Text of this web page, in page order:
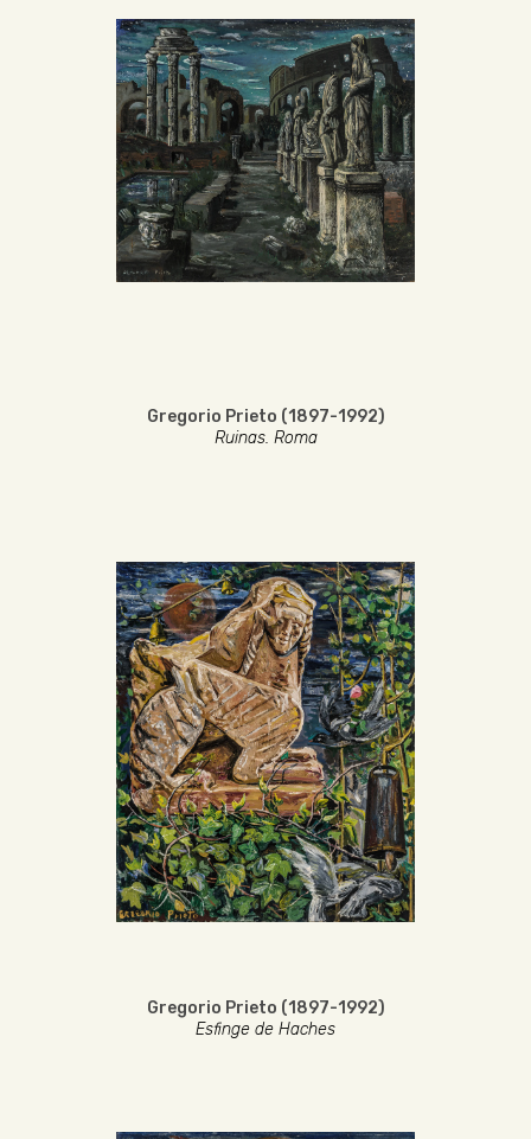
Gregorio Prieto (1897-1992)
Ruinas. Roma
Gregorio Prieto (1897-1992)
Esfinge de Haches